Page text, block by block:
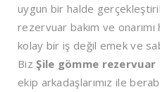
uygun bir halde
rezervuar bakım ve
kolay bir iş değil emek ve
BizŞile gömme rezervuar
ekip arkadaşlarımız ile